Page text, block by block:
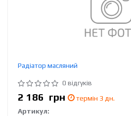
Радіатор масляний
0 відгуків
2 186 грн
термін 3 дн.
Артикул: